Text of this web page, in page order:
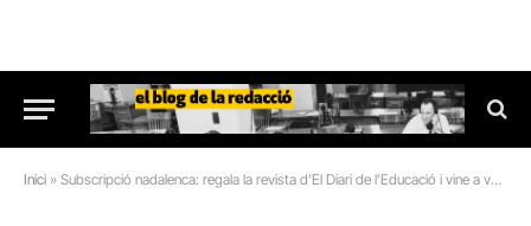
Inici » Subscripció nadalenca: regala la revista d’El Diari de l’Educació i vine a veure ‘No t’aturis’